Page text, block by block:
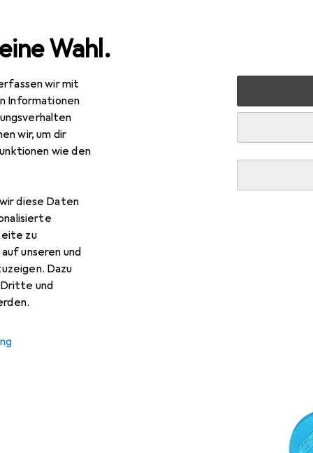
Wahl.
wir mit
Informationen
wir, um dir
wie den
diese Daten
zu
unseren und
Dazu
und
Werkzeug + Werkstatt